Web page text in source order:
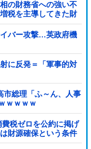
の財務省への強い不
税を主導してきた財
バー攻撃…英政府機
に反発＝「軍事的対
市総理「ふ～ん、人事
ｗｗｗｗ
費税ゼロを公約に掲げ
財源確保という条件